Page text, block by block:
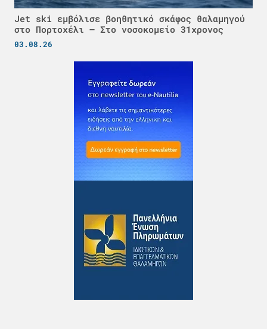
Jet ski εμβόλισε βοηθητικό σκάφος θαλαμηγού
στο Πορτοχέλι – Στο νοσοκομείο 31χρονος
03.08.26